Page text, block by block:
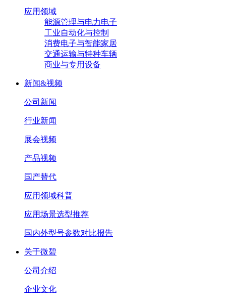
应用领域
能源管理与电力电子
工业自动化与控制
消费电子与智能家居
交通运输与特种车辆
商业与专用设备
新闻&视频
公司新闻
行业新闻
展会视频
产品视频
国产替代
应用领域科普
应用场景选型推荐
国内外型号参数对比报告
关于微碧
公司介绍
企业文化